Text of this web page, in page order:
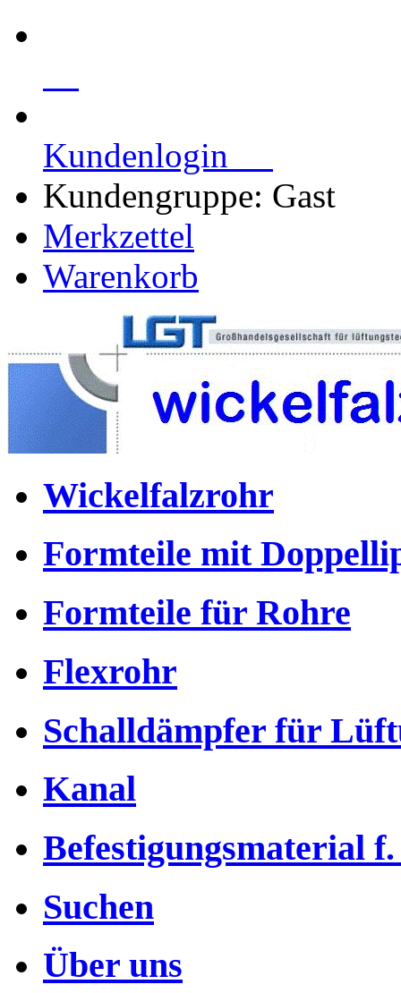
Kundenlogin
Kundengruppe: Gast
Merkzettel
Warenkorb
Wickelfalzrohr
Formteile mit
Formteile für Rohre
Flexrohr
Schalldämpfer für
Kanal
Befestigungsmaterial
Suchen
Über uns